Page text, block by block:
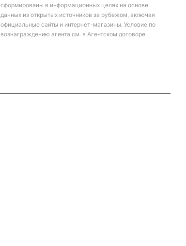
сформированы в информационных целях на основе
данных из открытых источников за рубежом, включая
официальные сайты и интернет-магазины. Условие по
вознаграждению агента см. в Агентском договоре.